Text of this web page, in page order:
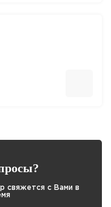
свяжется с Вами в